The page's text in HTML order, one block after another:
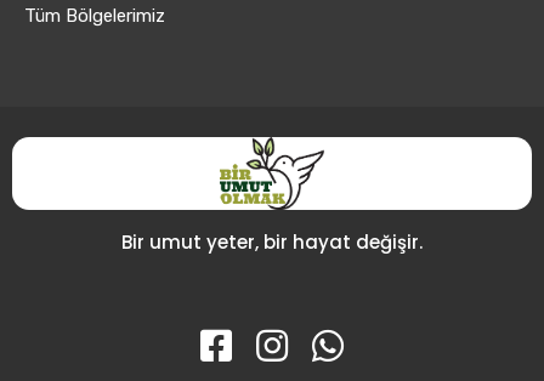
Tüm Bölgelerimiz
Bir umut yeter, bir hayat değişir.